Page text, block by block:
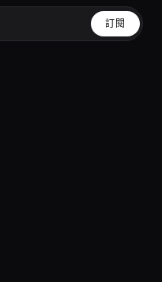
訂閱